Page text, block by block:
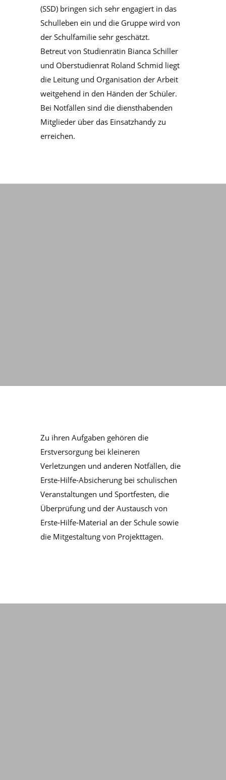
(SSD) bringen sich sehr engagiert in das
Schulleben ein und die Gruppe wird von
der Schulfamilie sehr geschätzt.
Betreut von Studienrätin Bianca Schiller
und Oberstudienrat Roland Schmid liegt
die Leitung und Organisation der Arbeit
weitgehend in den Händen der Schüler.
Bei Notfällen sind die diensthabenden
Mitglieder über das Einsatzhandy zu
erreichen.
Zu ihren Aufgaben gehören die
Erstversorgung bei kleineren
Verletzungen und anderen Notfällen, die
Erste-Hilfe-Absicherung bei schulischen
Veranstaltungen und Sportfesten, die
Überprüfung und der Austausch von
Erste-Hilfe-Material an der Schule sowie
die Mitgestaltung von Projekttagen.